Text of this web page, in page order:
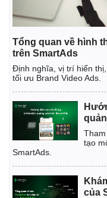
Kinh tế
Bất động sản
Khởi nghiệp
Tổng quan về hình
trên SmartAds
Định nghĩa, vị trí hiển
tối ưu Brand Video Ads.
tạo
SmartAds.
của